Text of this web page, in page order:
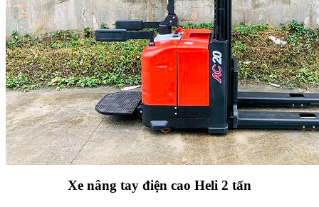
Xe nâng tay điện cao Heli 2 tấn